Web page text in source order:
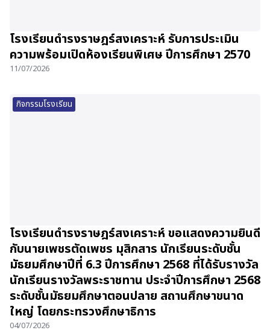
โรงเรียนดำรงราษฎร์สงเคราะห์ รับการประเมิน
ความพร้อมเปิดห้องเรียนพิเศษ ปีการศึกษา 2570
11/07/2026
กิจกรรมโรงเรียน
โรงเรียนดำรงราษฎร์สงเคราะห์ ขอแสดงความยินดี
กับนายเพชรตัดเพชร มุสิกสาร นักเรียนระดับชั้น
มัธยมศึกษาปีที่ 6.3 ปีการศึกษา 2568 ที่ได้รับรางวัล
นักเรียนรางวัลพระราชทาน ประจำปีการศึกษา 2568
ระดับชั้นมัธยมศึกษาตอนปลาย สถานศึกษาขนาด
ใหญ่ โดยกระทรวงศึกษาธิการ
04/07/2026